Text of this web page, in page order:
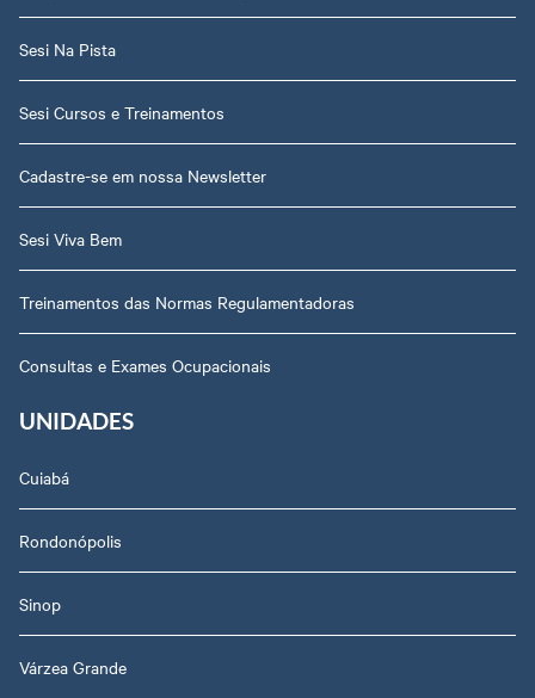
Sesi Na Pista
Sesi Cursos e Treinamentos
Cadastre-se em nossa Newsletter
Sesi Viva Bem
Treinamentos das Normas Regulamentadoras
Consultas e Exames Ocupacionais
UNIDADES
Cuiabá
Rondonópolis
Sinop
Várzea Grande